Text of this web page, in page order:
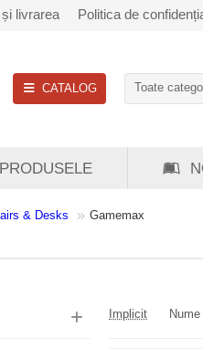
livrarea Politica de
CATALOG Toate
& Desks Gamemax
Implicit Nume